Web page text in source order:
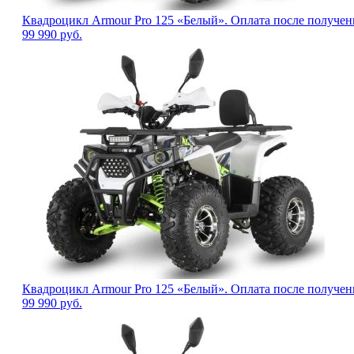
Квадроцикл Armour Pro 125 «Белый». Оплата после
99 990 руб.
Квадроцикл Armour Pro 125 «Белый». Оплата после
99 990 руб.